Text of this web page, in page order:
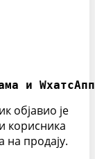
и
објавио је
корисника
на продају.